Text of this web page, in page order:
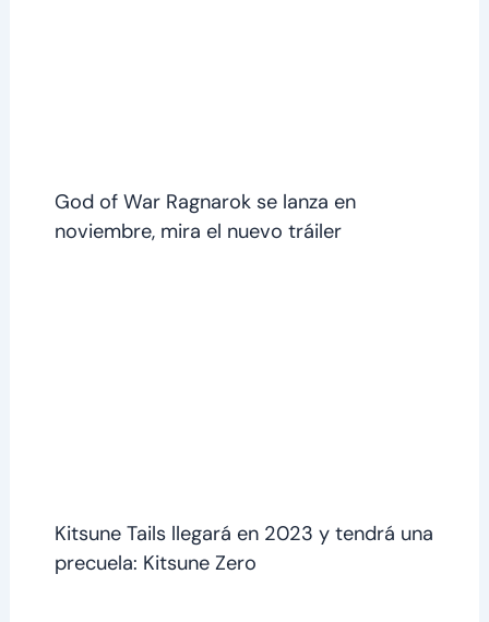
God of War Ragnarok se lanza en
noviembre, mira el nuevo tráiler
Kitsune Tails llegará en 2023 y tendrá una
precuela: Kitsune Zero